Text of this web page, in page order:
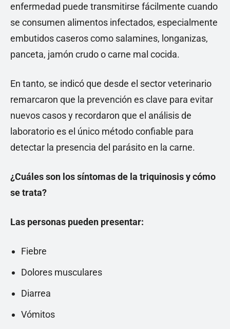
enfermedad puede transmitirse fácilmente cuando
se consumen alimentos infectados, especialmente
embutidos caseros como salamines, longanizas,
panceta, jamón crudo o carne mal cocida.
En tanto, se indicó que desde el sector veterinario
remarcaron que la prevención es clave para evitar
nuevos casos y recordaron que el análisis de
laboratorio es el único método confiable para
detectar la presencia del parásito en la carne.
¿Cuáles son los síntomas de la triquinosis y cómo
se trata?
Las personas pueden presentar:
Fiebre
Dolores musculares
Diarrea
Vómitos